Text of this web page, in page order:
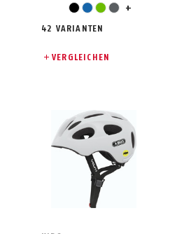
black
bluegreengrey
orange +
42 VARIANTEN
VERGLEICHEN